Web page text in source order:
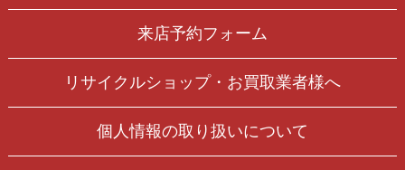
来店予約フォーム
リサイクルショップ・お買取業者様へ
個人情報の取り扱いについて